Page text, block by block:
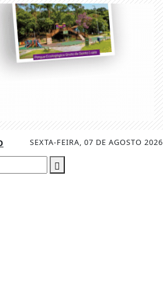
SEXTA-FEIRA, 07 DE AGOSTO 2026